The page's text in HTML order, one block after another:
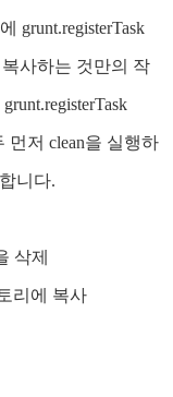
grunt.registerTask
사하는 것만의 작
먼저 clean을 실행하
니다.
삭제
리에 복사